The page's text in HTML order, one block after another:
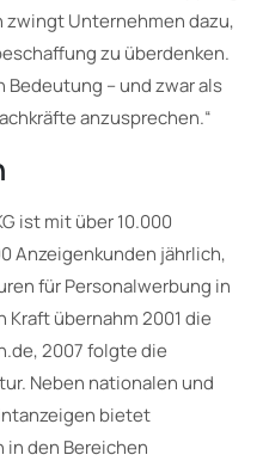
zwingt Unternehmen dazu,
zu überdenken.
– und zwar als
anzusprechen.“
ist mit über 10.000
Anzeigenkunden jährlich,
für Personalwerbung in
Kraft übernahm 2001 die
2007 folgte die
Neben nationalen und
bietet
den Bereichen